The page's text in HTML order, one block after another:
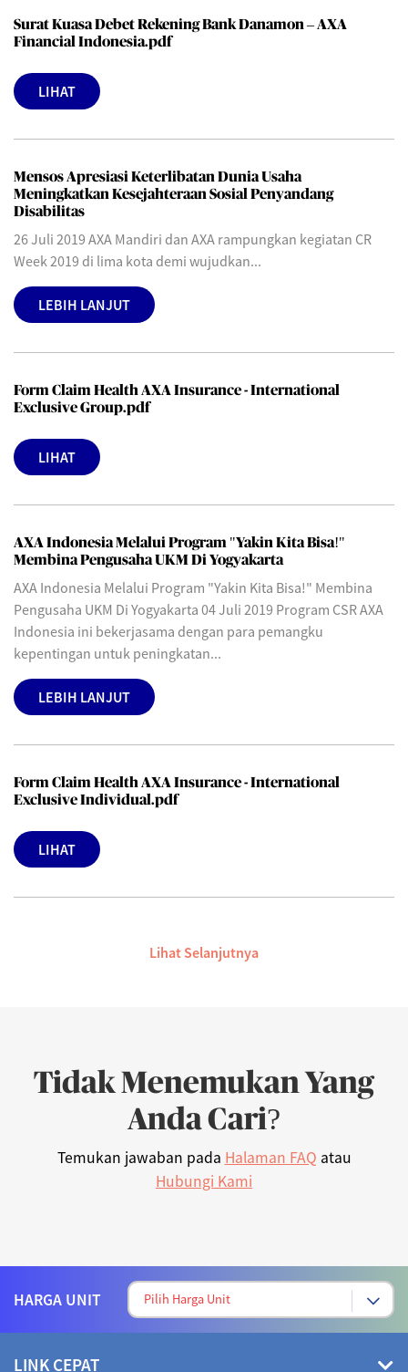
Surat Kuasa Debet Rekening Bank Danamon – AXA
Financial Indonesia.pdf
LIHAT
Mensos Apresiasi Keterlibatan Dunia Usaha
Meningkatkan Kesejahteraan Sosial Penyandang
Disabilitas
26 Juli 2019 AXA Mandiri dan AXA rampungkan kegiatan CR
Week 2019 di lima kota demi wujudkan...
LEBIH LANJUT
Form Claim Health AXA Insurance - International
Exclusive Group.pdf
LIHAT
AXA Indonesia Melalui Program "Yakin Kita Bisa!"
Membina Pengusaha UKM Di Yogyakarta
AXA Indonesia Melalui Program "Yakin Kita Bisa!" Membina
Pengusaha UKM Di Yogyakarta 04 Juli 2019 Program CSR AXA
Indonesia ini bekerjasama dengan para pemangku
kepentingan untuk peningkatan...
LEBIH LANJUT
Form Claim Health AXA Insurance - International
Exclusive Individual.pdf
LIHAT
Lihat Selanjutnya
Tidak Menemukan Yang
Anda Cari?
Temukan jawaban pada Halaman FAQ atau
Hubungi Kami
HARGA UNIT
LINK CEPAT